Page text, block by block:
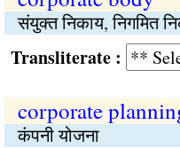
संयुक्त निकाय, निगमित
:
corporate
कंपनी योजना